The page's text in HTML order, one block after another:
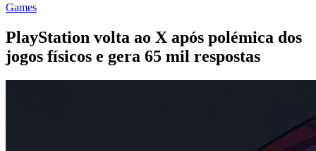
Games
PlayStation volta ao X após polémica dos
jogos físicos e gera 65 mil respostas